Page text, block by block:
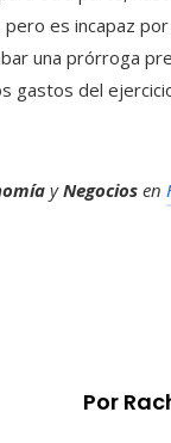
es incapaz
una prórroga
gastos del
yNegocios en
Por